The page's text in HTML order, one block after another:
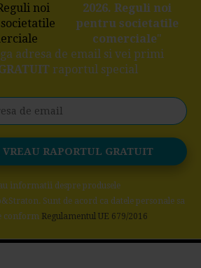
2026. Reguli noi
pentru societatile
comerciale"
adresa de email si vei primi
raportul special
informatii despre produsele
Sunt de acord ca datele personale sa
conform Regulamentul UE 679/2016